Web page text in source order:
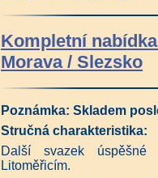
Kompletní
Morava / Slezsko
Poznámka: Skladem
Stručná charakteristika:
Další svazek úspěšné
Litoměřicím.